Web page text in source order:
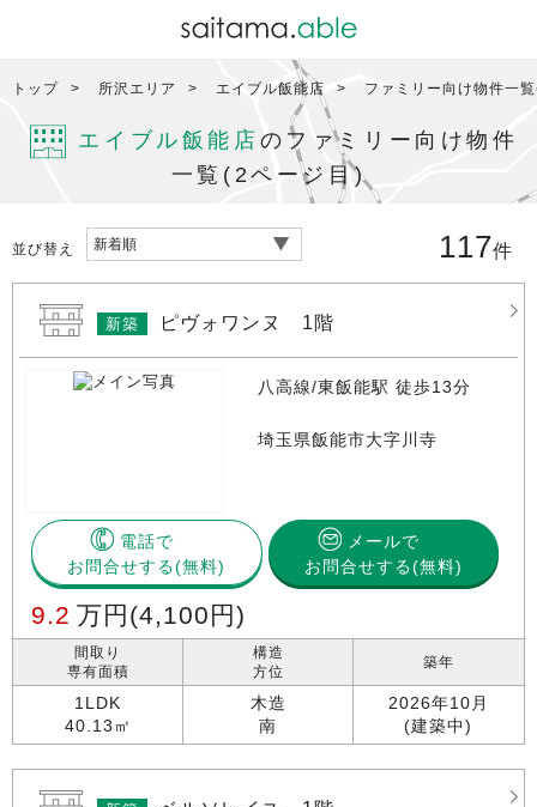
トップ 所沢エリア エイブル飯能店 ファミリー向け物件一
エイブル飯能店 のファミリー向け物件
一覧(2ページ目)
並び替え 117件
新築 ピヴォワンヌ 1階
八高線/東飯能駅 徒歩13分
埼玉県飯能市大字川寺
電話で
お問合せする
メールで
お問合せする(無料)
9.2 万円 (4,100円)
間取り
専有面積
1LDK
40.13㎡
構造
方位
木造
南
築年
2026年10月
(建築中)